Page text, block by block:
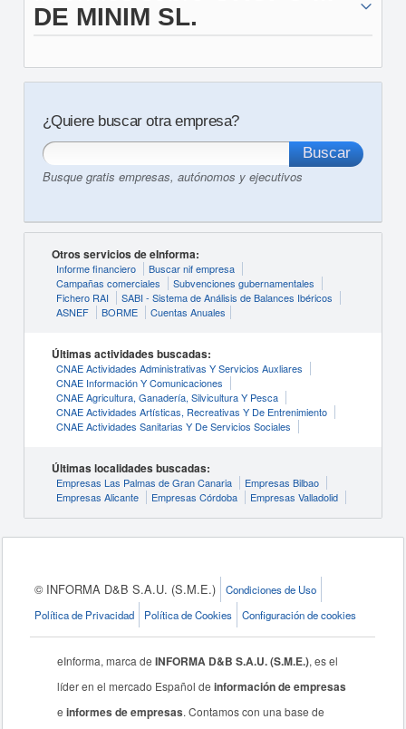
DE MINIM SL.
¿Quiere buscar otra empresa?
Busque gratis empresas, autónomos y ejecutivos
Otros servicios de eInforma:
Informe financiero
Buscar nif empresa
Campañas comerciales
Subvenciones gubernamentales
Fichero RAI
SABI - Sistema de Análisis de Balances Ibéricos
ASNEF
BORME Cuentas Anuales
Últimas actividades buscadas:
CNAE Actividades Administrativas Y Servicios Auxliares
CNAE Información Y Comunicaciones
CNAE Agricultura, Ganadería, Silvicultura Y Pesca
CNAE Actividades Artísticas, Recreativas Y De Entrenimiento
CNAE Actividades Sanitarias Y De Servicios Sociales
Últimas localidades buscadas:
Empresas Las Palmas de Gran Canaria
Empresas Bilbao
Empresas Alicante
Empresas Córdoba Empresas Valladolid
© INFORMA D&B S.A.U. (S.M.E.)
Condiciones de Uso
Política de Privacidad
Política de Cookies Configuración de cookies
eInforma, marca deINFORMA D&B S.A.U. (S.M.E.), es el
líder en el mercado Español deinformación de empresas
einformes de empresas. Contamos con una base de